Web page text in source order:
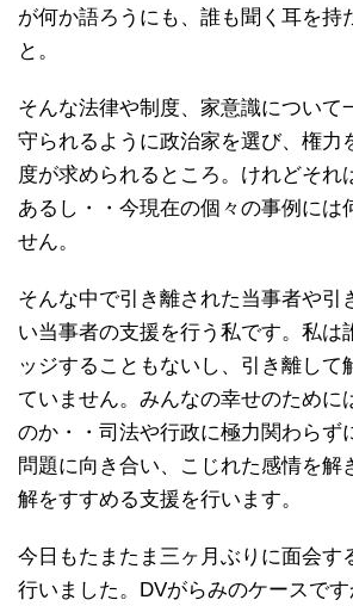
が何か語ろうにも、誰も聞く耳を持
と。
そんな法律や制度、家意識について
守られるように政治家を選び、権力
度が求められるところ。けれどそれ
あるし・・今現在の個々の事例には
せん。
そんな中で引き離された当事者や引
い当事者の支援を行う私です。私は
ッジすることもないし、引き離して
ていません。みんなの幸せのために
のか・・司法や行政に極力関わらず
問題に向き合い、こじれた感情を解
解をすすめる支援を行います。
今日もたまたま三ヶ月ぶりに面会す
行いました。DVがらみのケースで